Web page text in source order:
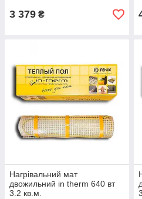
3 379 ₴
Нагрівальний мат
двожильний in therm 640 вт
3.2 кв.м.